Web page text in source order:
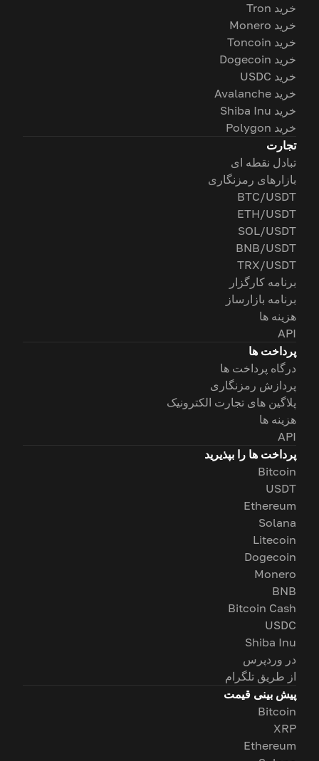
خرید Tron
خرید Monero
خرید Toncoin
خرید Dogecoin
خرید USDC
خرید Avalanche
خرید Shiba Inu
خرید Polygon
تجارت
تبادل نقطه ای
بازارهای رمزنگاری
BTC/USDT
ETH/USDT
SOL/USDT
BNB/USDT
TRX/USDT
برنامه کارگزار
برنامه بازارساز
هزینه ها
API
پرداخت ها
درگاه پرداخت ها
پردازش رمزنگاری
پلاگین های تجارت الکترونیک
هزینه ها
API
پرداخت ها را بپذیرید
Bitcoin
USDT
Ethereum
Solana
Litecoin
Dogecoin
Monero
BNB
Bitcoin Cash
USDC
Shiba Inu
در وردپرس
از طریق تلگرام
پیش بینی قیمت
Bitcoin
XRP
Ethereum